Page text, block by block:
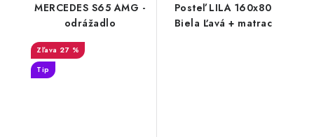
MERCEDES S65 AMG -
odrážadlo
27 %
Tip
Posteľ LILA 160x80
Biela Ľavá + matrac